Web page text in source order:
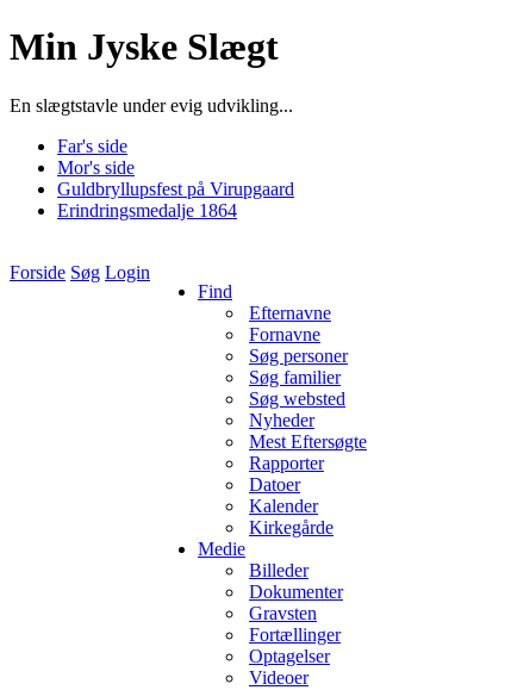
Min Jyske Slægt
En slægtstavle under evig udvikling...
Far's side
Mor's side
Guldbryllupsfest på Virupgaard
Erindringsmedalje 1864
Forside Søg Login
Find
Efternavne
Fornavne
Søg personer
Søg familier
Søg websted
Nyheder
Mest Eftersøgte
Rapporter
Datoer
Kalender
Kirkegårde
Medie
Billeder
Dokumenter
Gravsten
Fortællinger
Optagelser
Videoer